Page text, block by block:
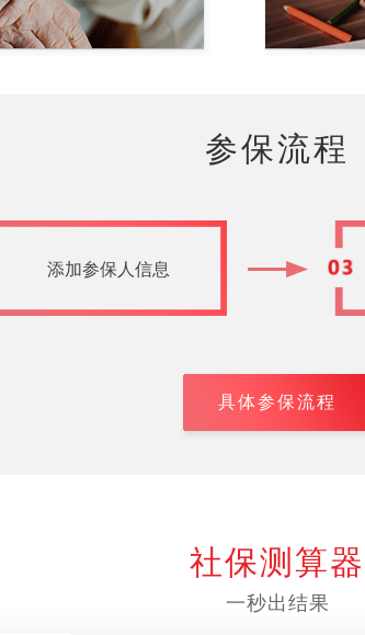
参保流程
添加参保人信息
具体参保流程
社保测算器
一秒出结果